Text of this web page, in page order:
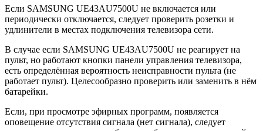
Если SAMSUNG UE43AU7500U не включается или
периодически отключается, следует проверить розетки и
удлинители в местах подключения телевизора сети.
В случае если SAMSUNG UE43AU7500U не реагирует на
пульт, но работают кнопки панели управления телевизора,
есть определённая вероятность неисправности пульта (не
работает пульт). Целесообразно проверить или заменить в нём
батарейки.
Если, при просмотре эфирных программ, появляется
оповещение отсутствия сигнала (нет сигнала), следует